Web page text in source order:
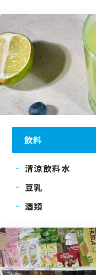
飲料
清涼飲料水
豆乳
酒類